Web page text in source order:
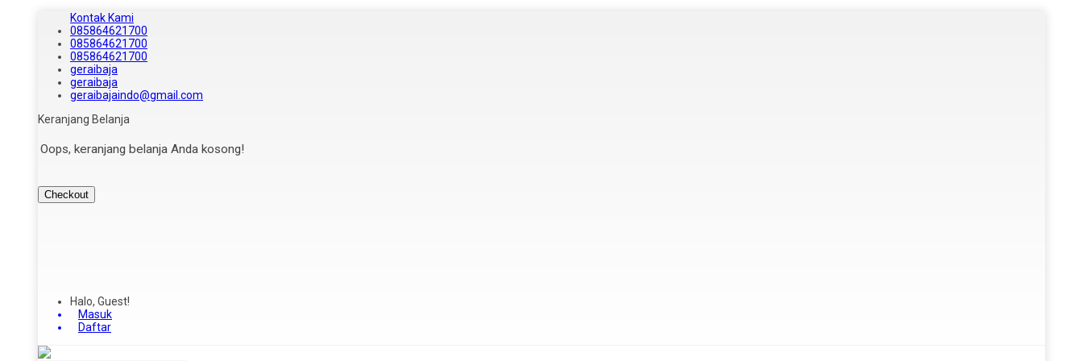
Kontak Kami
085864621700
085864621700
085864621700
geraibaja
geraibaja
geraibajaindo@gmail.com
Keranjang Belanja
Oops, keranjang belanja Anda kosong!
Checkout
Halo, Guest!
Masuk
Daftar